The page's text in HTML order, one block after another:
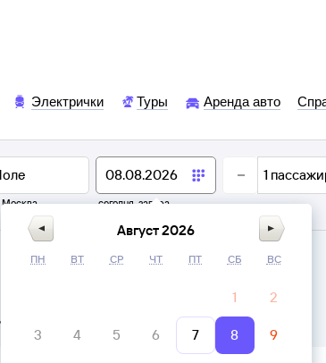
Электрички Туры Аренда авто
Москва сегодня, завтра
1
Август 2026
ПН ВТ СР ЧТ ПТ СБ ВС
1 2
3 4 5 6 7 8 9